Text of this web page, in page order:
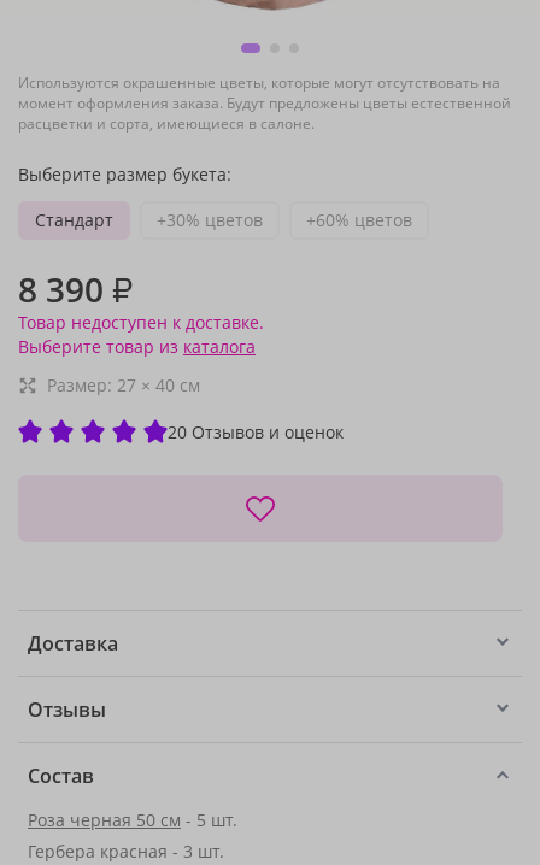
Используются окрашенные цветы, которые могут отсутствовать на
момент оформления заказа. Будут предложены цветы естественной
расцветки и сорта, имеющиеся в салоне.
Выберите размер букета:
Стандарт
+30% цветов +60% цветов
8 390 ₽
Товар недоступен к доставке.
Выберите товар из каталога
Размер: 27 × 40 см
20 Отзывов и оценок
Доставка
Отзывы
Состав
Роза черная 50 см - 5 шт.
Гербера красная - 3 шт.